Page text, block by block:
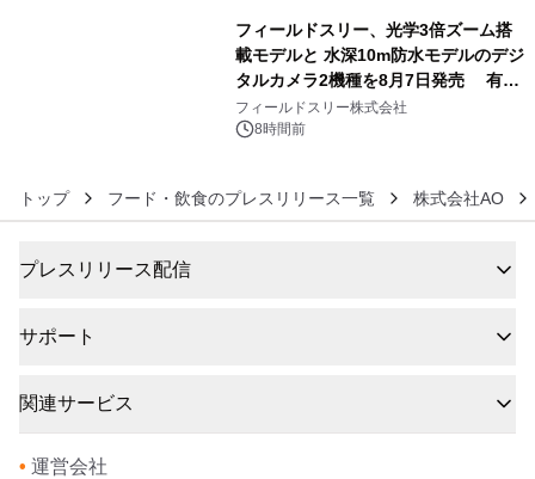
フィールドスリー、光学3倍ズーム搭
載モデルと 水深10m防水モデルのデジ
タルカメラ2機種を8月7日発売 有効
約1300万画素、用途別に選べるコンデ
ジ新登場
フィールドスリー株式会社
8時間前
トップ フード・飲食のプレスリリース一覧 株式会社AO
プレスリリース配信
サポート
関連サービス
• 運営会社